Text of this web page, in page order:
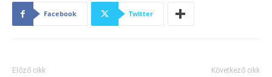
Facebook Twitter
Előző cikk Következő cikk